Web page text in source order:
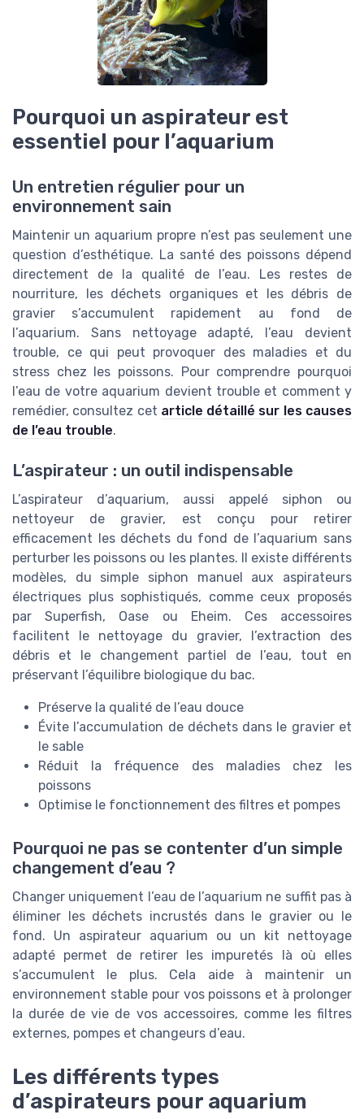
Pourquoi un aspirateur est
essentiel pour l’aquarium
Un entretien régulier pour un
environnement sain
Maintenir un aquarium propre n’est pas seulement une
question d’esthétique. La santé des poissons dépend
directement de la qualité de l’eau. Les restes de
nourriture, les déchets organiques et les débris de
gravier s’accumulent rapidement au fond de
l’aquarium. Sans nettoyage adapté, l’eau devient
trouble, ce qui peut provoquer des maladies et du
stress chez les poissons. Pour comprendre pourquoi
l’eau de votre aquarium devient trouble et comment y
remédier, consultez cet article détaillé sur les causes
de l’eau trouble.
L’aspirateur : un outil indispensable
L’aspirateur d’aquarium, aussi appelé siphon ou
nettoyeur de gravier, est conçu pour retirer
efficacement les déchets du fond de l’aquarium sans
perturber les poissons ou les plantes. Il existe différents
modèles, du simple siphon manuel aux aspirateurs
électriques plus sophistiqués, comme ceux proposés
par Superfish, Oase ou Eheim. Ces accessoires
facilitent le nettoyage du gravier, l’extraction des
débris et le changement partiel de l’eau, tout en
préservant l’équilibre biologique du bac.
Préserve la qualité de l’eau douce
Évite l’accumulation de déchets dans le gravier et
le sable
Réduit la fréquence des maladies chez les
poissons
Optimise le fonctionnement des filtres et pompes
Pourquoi ne pas se contenter d’un simple
changement d’eau ?
Changer uniquement l’eau de l’aquarium ne suffit pas à
éliminer les déchets incrustés dans le gravier ou le
fond. Un aspirateur aquarium ou un kit nettoyage
adapté permet de retirer les impuretés là où elles
s’accumulent le plus. Cela aide à maintenir un
environnement stable pour vos poissons et à prolonger
la durée de vie de vos accessoires, comme les filtres
externes, pompes et changeurs d’eau.
Les différents types
d’aspirateurs pour aquarium